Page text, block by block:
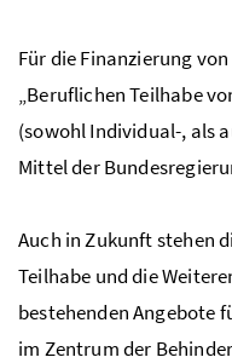
Für die Finanzierung
„Beruflichen Teilhabe
(sowohl Individual-, als
Mittel der
Auch in Zukunft stehen
Teilhabe und die
bestehenden Angebote
im Zentrum der